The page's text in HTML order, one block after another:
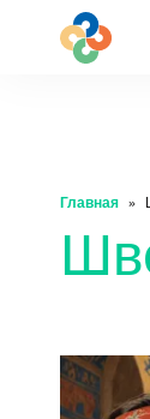
Главная